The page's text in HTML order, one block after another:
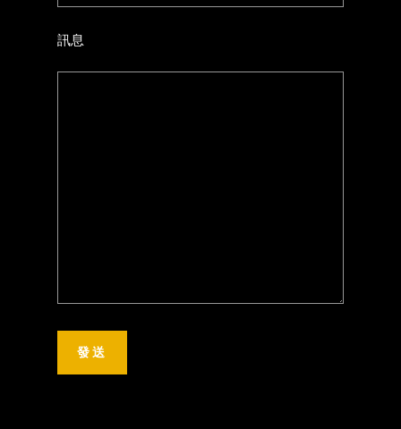
訊息